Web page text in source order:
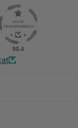
90.4